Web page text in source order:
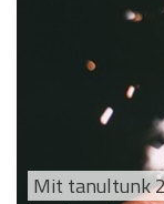
Mit tanultunk